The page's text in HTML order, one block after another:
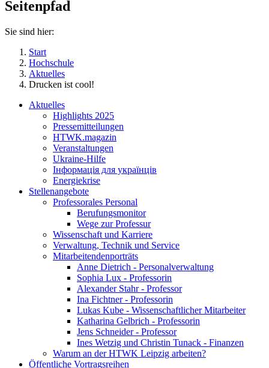
Seitenpfad
Sie sind hier:
Start
Hochschule
Aktuelles
Drucken ist cool!
Aktuelles
Highlights 2025
Pressemitteilungen
HTWK.magazin
Veranstaltungen
Ukraine-Hilfe
Інформація для українців
Energiekrise
Stellenangebote
Professorales Personal
Berufungsmonitor
Wege zur Professur
Wissenschaft und Karriere
Verwaltung, Technik und Service
Mitarbeitendenporträts
Anne Dietrich - Personalverwaltung
Sophia Lux - Professorin
Alexander Stahr - Professor
Ina Fichtner - Professorin
Lukas Kube - Wissenschaftlicher Mitarbeiter
Katharina Gelbrich - Professorin
Jens Schneider - Professor
Ines Wetzig und Christin Tunack - Finanzen
Warum an der HTWK Leipzig arbeiten?
Öffentliche Vortragsreihen